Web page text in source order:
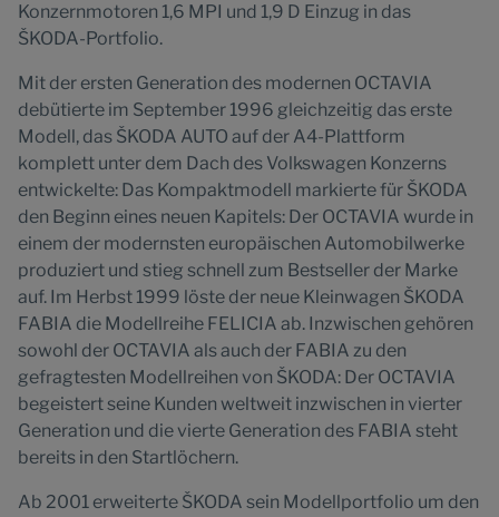
Konzernmotoren 1,6 MPI und 1,9 D Einzug in das
ŠKODA-Portfolio.
Mit der ersten Generation des modernen OCTAVIA
debütierte im September 1996 gleichzeitig das erste
Modell, das ŠKODA AUTO auf der A4-Plattform
komplett unter dem Dach des Volkswagen Konzerns
entwickelte: Das Kompaktmodell markierte für ŠKODA
den Beginn eines neuen Kapitels: Der OCTAVIA wurde in
einem der modernsten europäischen Automobilwerke
produziert und stieg schnell zum Bestseller der Marke
auf. Im Herbst 1999 löste der neue Kleinwagen ŠKODA
FABIA die Modellreihe FELICIA ab. Inzwischen gehören
sowohl der OCTAVIA als auch der FABIA zu den
gefragtesten Modellreihen von ŠKODA: Der OCTAVIA
begeistert seine Kunden weltweit inzwischen in vierter
Generation und die vierte Generation des FABIA steht
bereits in den Startlöchern.
Ab 2001 erweiterte ŠKODA sein Modellportfolio um den